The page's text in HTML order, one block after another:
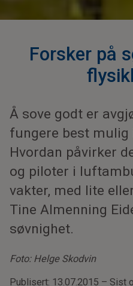
Forsker på
Å sove godt er
fungere best mulig
Hvordan påvirker
og piloter i
vakter, med lite
Tine Almenning
søvnighet.
Foto: Helge Skodvin
Publisert: 13.07.2015 – Sist